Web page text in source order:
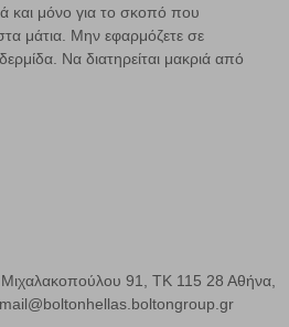
και μόνο για το σκοπό που
μάτια. Μην εφαρμόζετε σε
Να διατηρείται μακριά από
91, ΤΚ 115 28 Αθήνα,